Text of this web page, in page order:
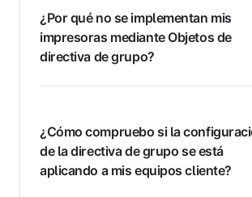
¿Por qué no se implementan mis
impresoras mediante Objetos de
directiva de grupo?
¿Cómo compruebo si la
de la directiva de grupo se está
aplicando a mis equipos cliente?